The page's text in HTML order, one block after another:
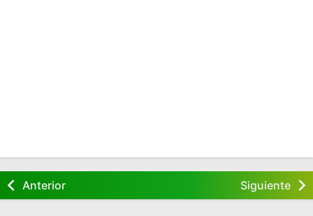
Anterior Siguiente